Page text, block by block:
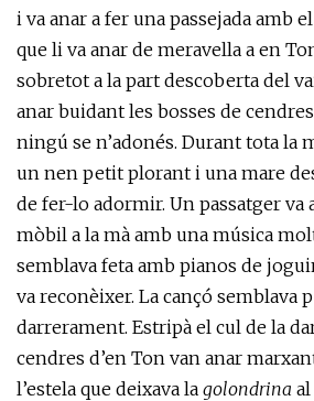
i va anar a fer una passejada amb
que li va anar de meravella a en
sobretot a la part descoberta del
anar buidant les bosses de
ningú se n’adonés. Durant tota la
un nen petit plorant i una mare
de fer-lo adormir. Un passatger va
mòbil a la mà amb una música
semblava feta amb pianos de
va reconèixer. La cançó semblava
darrerament. Estripà el cul de la
cendres d’en Ton van anar
l’estela que deixava la golondrina al